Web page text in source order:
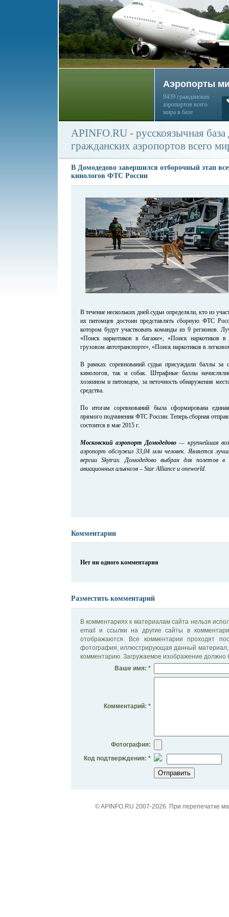
Аэропорты
9439 гражданских
аэропортов всего
мира в базе
APINFO.RU - русскоязычная
гражданских аэропортов всего
В Домодедово завершился отборочный этап
кинологов ФТС России
В течение нескольких дней судьи определяли, кто из
их питомцев достоин представлять сборную ФТС
котором будут участвовать команды из 9 регионов.
«Поиск наркотиков в багаже», «Поиск наркотиков
грузовом автотранспорте», «Поиск наркотиков в
В рамках соревнований судьи присуждали баллы за
кинологов, так и собак. Штрафные баллы
хозяином и питомцем, за неточность обнаружения
средства.
По итогам соревнований была сформирована
прямого подчинения ФТС России. Теперь сборная
состоится в мае 2015 г.
Московский аэропорт Домодедово— крупнейшая
аэропорт обслужил 33,04 млн человек. Является
версии Skytrax. Домодедово выбран для полетов
авиационных альянсов – Star Alliance и oneworld.
Комментарии
Нет ни одного комментария
Разместить комментарий
В комментариях к материалам сайта нельзя
email и ссылки на другие сайты в
отображаются. Все комментарии проходят
фотография, иллюстрирующая данный материал,
комментарию. Загружаемое изображение должно
Ваше имя: *
Комментарий: *
Фотография:
Код подтверждения: *
© APINFO.RU 2007-2026. При перепечатке